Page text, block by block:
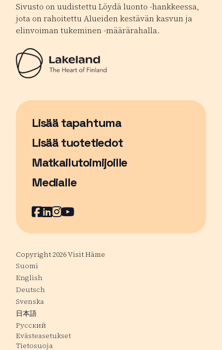
Sivusto on uudistettu Löydä luonto -hankkeessa,
jota on rahoitettu Alueiden kestävän kasvun ja
elinvoiman tukeminen -määrärahalla.
Lisää tapahtuma
Sivu avautuu uudessa ikkunassa
Lisää tuotetiedot
Matkailutoimijoille
Medialle
Facebook
Sivu avautuu uudessa ikkunassa
LinkedIn
Sivu avautuu uudessa ikkunassa
Instagram
Sivu avautuu uudessa
YouTube
Sivu avautuu uudessa
Copyright 2026 Visit Häme
Suomi
English
Deutsch
Svenska
日本語
Русский
Evästeasetukset
Tietosuoja